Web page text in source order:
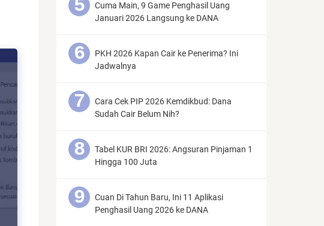
Cuma Main, 9 Game Penghasil Uang
Januari 2026 Langsung ke DANA
PKH 2026 Kapan Cair ke Penerima? Ini
Jadwalnya
Cara Cek PIP 2026 Kemdikbud: Dana
Sudah Cair Belum Nih?
Tabel KUR BRI 2026: Angsuran Pinjaman 1
Hingga 100 Juta
Cuan Di Tahun Baru, Ini 11 Aplikasi
Penghasil Uang 2026 ke DANA